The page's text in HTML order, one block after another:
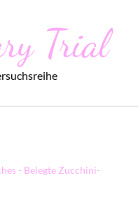
Trial
- Belegte Zucchini-